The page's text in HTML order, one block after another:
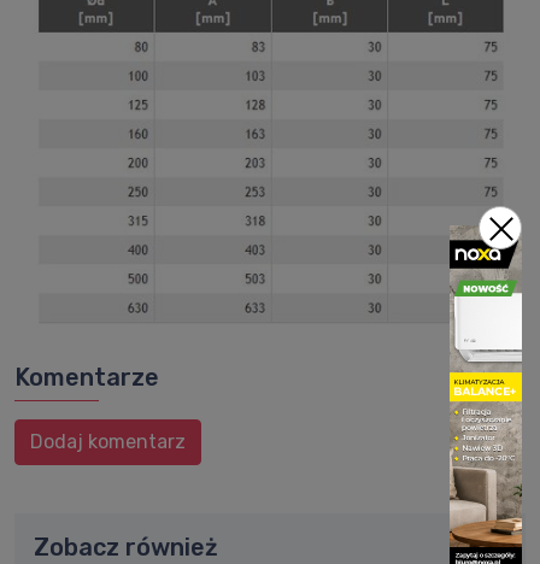
Komentarze
Dodaj komentarz
Zobacz również